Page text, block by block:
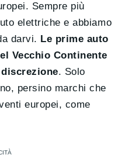
Sempre più
elettriche e abbiamo
darvi. Le prime auto
Vecchio Continente
. Solo
persino marchi che
europei, come